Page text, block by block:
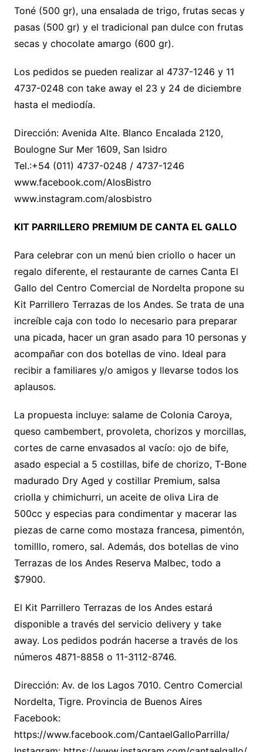
Toné (500 gr), una ensalada de trigo, frutas secas y
pasas (500 gr) y el tradicional pan dulce con frutas
secas y chocolate amargo (600 gr).
Los pedidos se pueden realizar al 4737-1246 y 11
4737-0248 con take away el 23 y 24 de diciembre
hasta el mediodía.
Dirección: Avenida Alte. Blanco Encalada 2120,
Boulogne Sur Mer 1609, San Isidro
Tel.:+54 (011) 4737-0248 / 4737-1246
www.facebook.com/AlosBistro
www.instagram.com/alosbistro
KIT PARRILLERO PREMIUM DE CANTA EL GALLO
Para celebrar con un menú bien criollo o hacer un
regalo diferente, el restaurante de carnes Canta El
Gallo del Centro Comercial de Nordelta propone su
Kit Parrillero Terrazas de los Andes. Se trata de una
increíble caja con todo lo necesario para preparar
una picada, hacer un gran asado para 10 personas y
acompañar con dos botellas de vino. Ideal para
recibir a familiares y/o amigos y llevarse todos los
aplausos.
La propuesta incluye: salame de Colonia Caroya,
queso cambembert, provoleta, chorizos y morcillas,
cortes de carne envasados al vacío: ojo de bife,
asado especial a 5 costillas, bife de chorizo, T-Bone
madurado Dry Aged y costillar Premium, salsa
criolla y chimichurri, un aceite de oliva Lira de
500cc y especias para condimentar y macerar las
piezas de carne como mostaza francesa, pimentón,
tomilllo, romero, sal. Además, dos botellas de vino
Terrazas de los Andes Reserva Malbec, todo a
$7900.
El Kit Parrillero Terrazas de los Andes estará
disponible a través del servicio delivery y take
away. Los pedidos podrán hacerse a través de los
números 4871-8858 o 11-3112-8746.
Dirección: Av. de los Lagos 7010. Centro Comercial
Nordelta, Tigre. Provincia de Buenos Aires
Facebook:
https://www.facebook.com/CantaelGalloParrilla/